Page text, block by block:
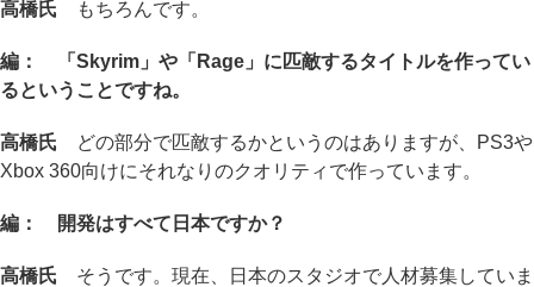
高橋氏 もちろんです。
編： 「Skyrim」や「Rage」に匹敵するタイトルを作ってい
るということですね。
高橋氏 どの部分で匹敵するかというのはありますが、PS3や
Xbox 360向けにそれなりのクオリティで作っています。
編： 開発はすべて日本ですか？
高橋氏 そうです。現在、日本のスタジオで人材募集していま